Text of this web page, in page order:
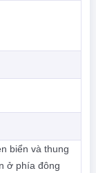
biển và thung
ở phía đông